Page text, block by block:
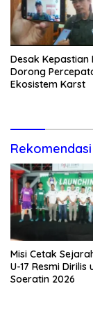
Desak Kepastian
Dorong
Ekosistem Karst
Misi Cetak
U-17 Resmi Dirilis
Soeratin 2026